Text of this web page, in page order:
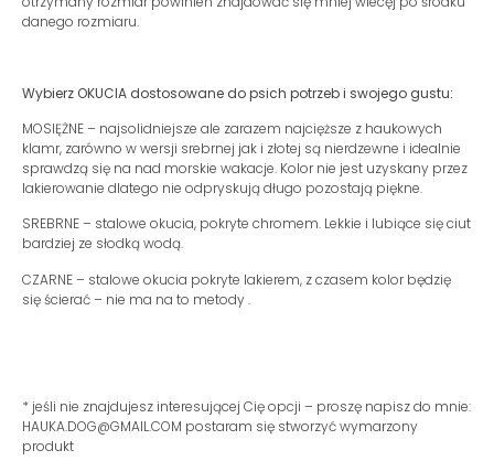
danego rozmiaru.
Wybierz OKUCIA dostosowane do psich potrzeb i swojego gustu:
MOSIĘŻNE – najsolidniejsze ale zarazem najcięższe z haukowych
klamr, zarówno w wersji srebrnej jak i złotej są nierdzewne i idealnie
sprawdzą się na nad morskie wakacje. Kolor nie jest uzyskany przez
lakierowanie dlatego nie odpryskują długo pozostają piękne.
SREBRNE – stalowe okucia, pokryte chromem. Lekkie i lubiące się ciut
bardziej ze słodką wodą.
CZARNE – stalowe okucia pokryte lakierem, z czasem kolor będzię
się ścierać – nie ma na to metody .
* jeśli nie znajdujesz interesującej Cię opcji – proszę napisz do mnie:
HAUKA.DOG@GMAIL.COM postaram się stworzyć wymarzony
produkt